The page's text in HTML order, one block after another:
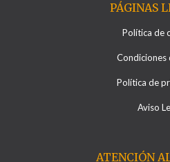
PÁGINAS
Política de
Condiciones
Política de
Aviso
ATENCIÓN